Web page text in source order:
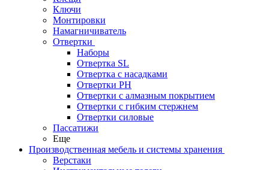
Ключи
Монтировки
Намагничиватель
Отвертки
Наборы
Отвертка SL
Отвертка с насадками
Отвертки PH
Отвертки с алмазным покрытием
Отвертки с гибким стержнем
Отвертки силовые
Пассатижи
Еще
Производственная мебель и системы хранения
Верстаки